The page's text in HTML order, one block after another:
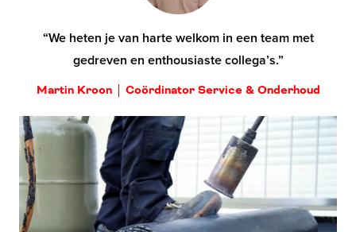
“We heten je van harte welkom in een team met
gedreven en enthousiaste collega’s.”
Martin Kroon Coördinator Service & Onderhoud